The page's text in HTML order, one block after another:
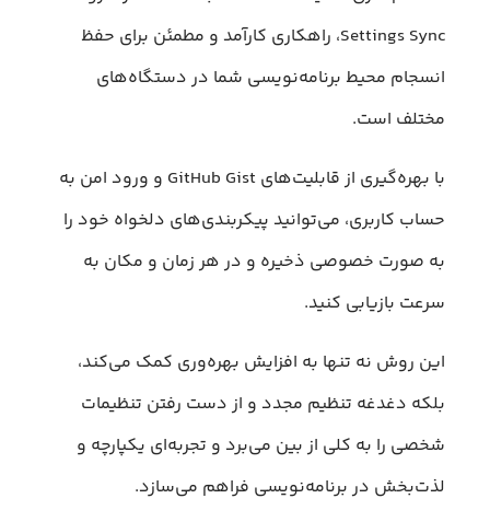
Settings Sync، راهکاری کارآمد و مطمئن برای حفظ
انسجام محیط برنامه‌نویسی شما در دستگاه‌های
مختلف است.
با بهره‌گیری از قابلیت‌های GitHub Gist و ورود امن به
حساب کاربری، می‌توانید پیکربندی‌های دلخواه خود را
به صورت خصوصی ذخیره و در هر زمان و مکان به
سرعت بازیابی کنید.
این روش نه تنها به افزایش بهره‌وری کمک می‌کند،
بلکه دغدغه تنظیم مجدد و از دست رفتن تنظیمات
شخصی را به کلی از بین می‌برد و تجربه‌ای یکپارچه و
لذت‌بخش در برنامه‌نویسی فراهم می‌سازد.